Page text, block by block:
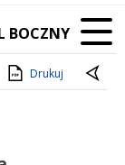
BOCZNY
Drukuj